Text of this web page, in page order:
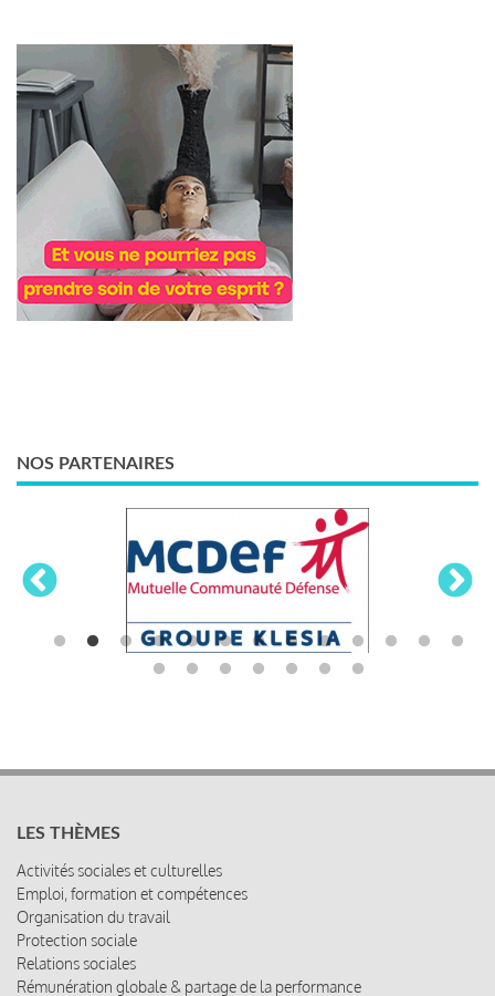
NOS PARTENAIRES
LES THÈMES
Activités sociales et culturelles
Emploi, formation et compétences
Organisation du travail
Protection sociale
Relations sociales
Rémunération globale & partage de la performance